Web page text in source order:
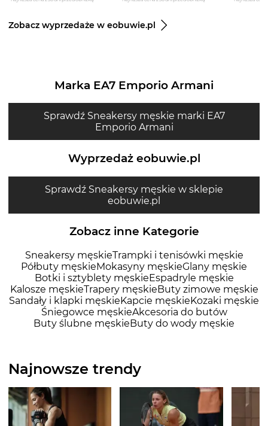
Zobacz wyprzedaże w eobuwie.pl
Marka EA7 Emporio Armani
Sprawdź Sneakersy męskie marki EA7
Emporio Armani
Wyprzedaż eobuwie.pl
Sprawdź Sneakersy męskie w sklepie
eobuwie.pl
Zobacz inne Kategorie
Sneakersy męskieTrampki i tenisówki męskie
Półbuty męskie Mokasyny męskieGlany męskie
Botki i sztyblety męskie Espadryle męskie
Kalosze męskieTrapery męskie Buty zimowe męskie
Sandały i klapki męskie Kapcie męskie Kozaki męskie
Śniegowce męskieAkcesoria do butów
Buty ślubne męskie Buty do wody męskie
Najnowsze trendy